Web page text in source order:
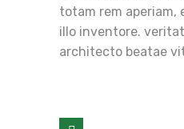
totam rem aperiam,
illo inventore.
architecto beatae